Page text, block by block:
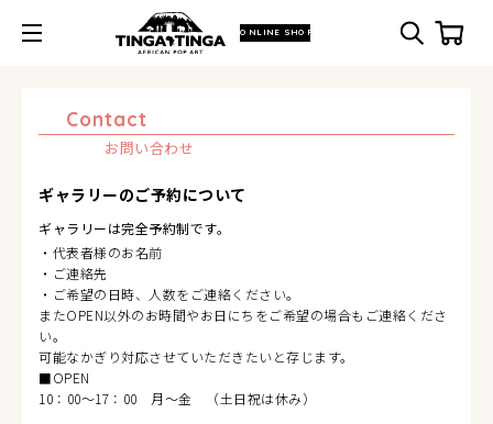
ONLINE SHOP
Contact
お問い合わせ
ギャラリーのご予約について
ギャラリーは完全予約制です。
・代表者様のお名前
・ご連絡先
・ご希望の日時、人数をご連絡ください。
またOPEN以外のお時間やお日にちをご希望の場合もご連絡くださ
い。
可能なかぎり対応させていただきたいと存じます。
■OPEN
10：00～17：00 月～金 （土日祝は休み）